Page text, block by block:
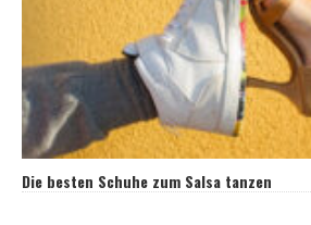
Die besten Schuhe zum Salsa tanzen